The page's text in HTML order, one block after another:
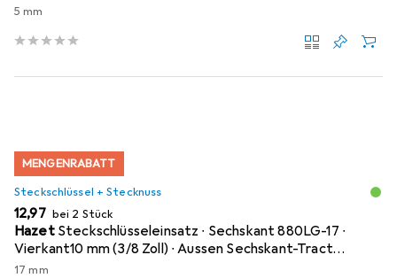
5 mm
MENGENRABATT
Steckschlüssel + Stecknuss
EUR
12,97 bei 2 Stück
Hazet Steckschlüsseleinsatz ∙ Sechskant 880LG-17 ∙
Vierkant10 mm (3/8 Zoll) ∙ Aussen Sechskant-Tract…
17 mm